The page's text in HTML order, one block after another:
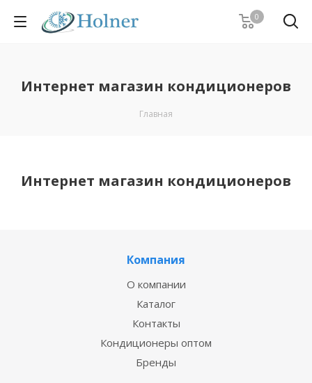
0
Интернет магазин кондиционеров
Главная
Интернет магазин кондиционеров
Компания
О компании
Каталог
Контакты
Кондиционеры оптом
Бренды